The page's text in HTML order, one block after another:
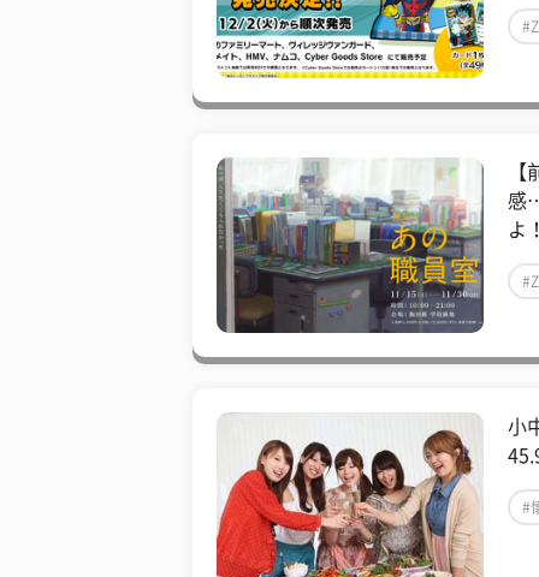
【
感
よ
小
#